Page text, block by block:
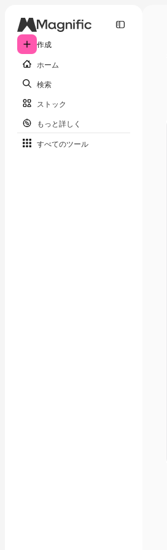
作成
ホーム
検索
ストック
もっと詳しく
すべてのツール